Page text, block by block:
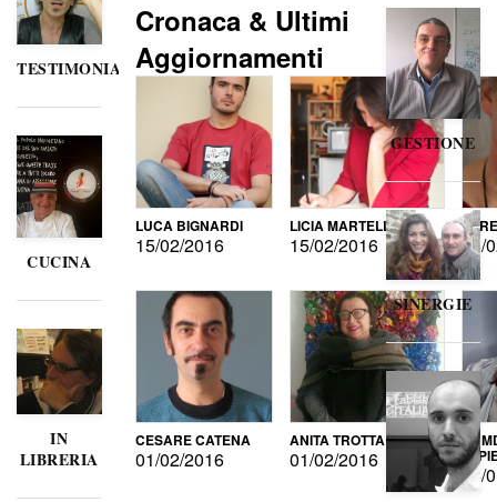
TESTIMONIANZE
CUCINA
IN
LIBRERIA
Cronaca & Ultimi
Aggiornamenti
LUCA BIGNARDI
15/02/2016
LICIA MARTELLI
15/02/2016 15/
CESARE CATENA
01/02/2016
ANITA TROTTA
01/02/2016 DI
15/
GESTIONE
SINERGIE